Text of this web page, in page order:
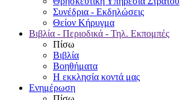
Συνέδρια - Εκδηλώσεις
Θείον Κήρυγμα
Βιβλία - Περιοδικά - Τηλ. Εκπομπές
Πίσω
Βιβλία
Βοηθήματα
Η εκκλησία κοντά μας
Ενημέρωση